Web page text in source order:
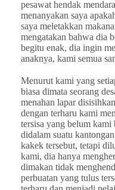
pesawat hendak
menanyakan saya
saya meletakkan
mengatakan bahwa dia
begitu enak, dia ingin
anaknya, kami semua
Menurut kami yang
biasa dimata seorang
menahan lapar
dengan terharu kami
tersisa yang belum kami
didalam suatu
kakek tersebut, tetapi
kami, dia hanya
dimakan tidak
perbuatan yang tulus